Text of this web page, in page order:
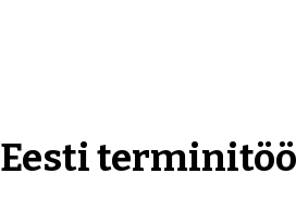
Eesti terminitöö